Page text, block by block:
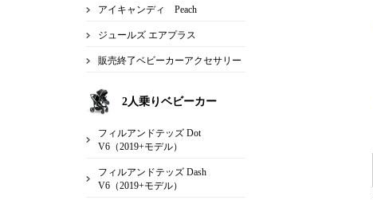
アイキャンディ Peach
ジュールズ エアプラス
販売終了ベビーカーアクセサリー
2人乗りベビーカー
フィルアンドテッズ Dot
V6（2019+モデル）
フィルアンドテッズ Dash
V6（2019+モデル）